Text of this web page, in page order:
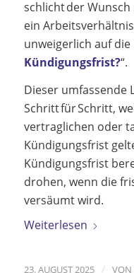
schlicht der
ein
unweigerlich auf die
Kündigungsfrist?“.
Dieser umfassende
Schritt für Schritt,
vertraglichen oder
Kündigungsfrist
Kündigungsfrist
drohen, wenn die
versäumt wird.
Weiterlesen
23. AUGUST 2025 / VON